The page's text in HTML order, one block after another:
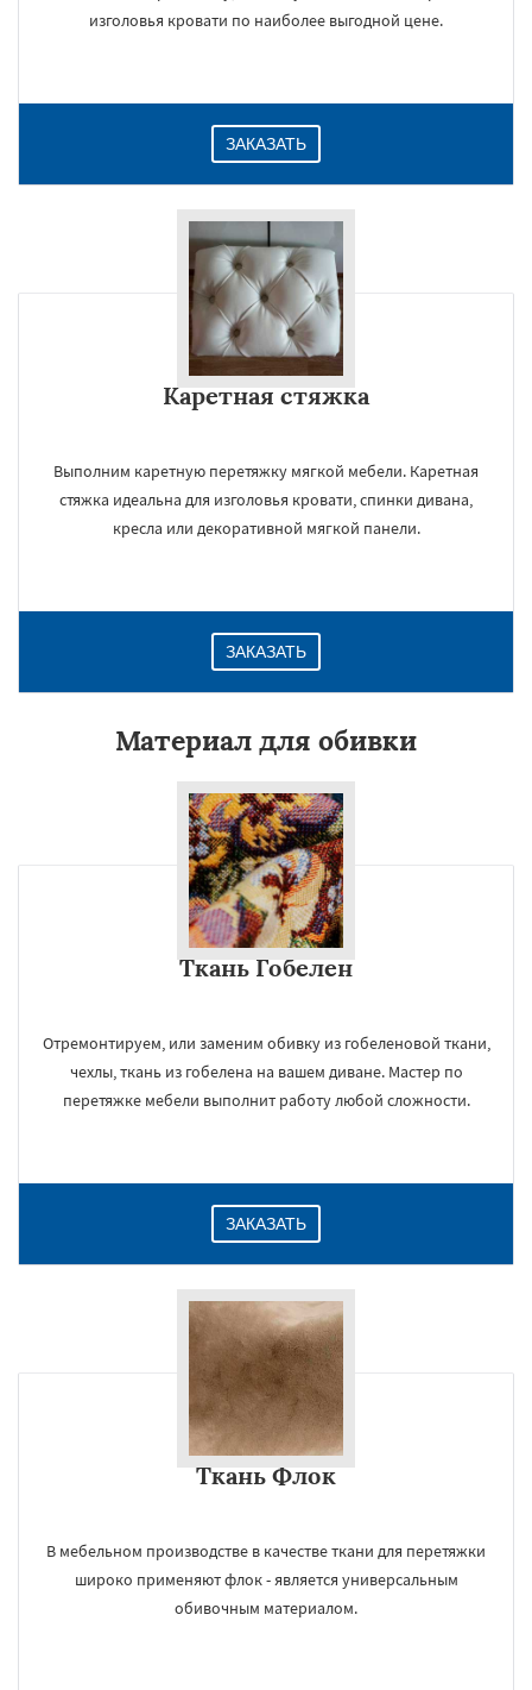
изголовья кровати по наиболее выгодной цене.
ЗАКАЗАТЬ
Каретная стяжка
Выполним каретную перетяжку мягкой мебели. Каретная
стяжка идеальна для изголовья кровати, спинки дивана,
кресла или декоративной мягкой панели.
ЗАКАЗАТЬ
Материал для обивки
Ткань Гобелен
Отремонтируем, или заменим обивку из гобеленовой ткани,
чехлы, ткань из гобелена на вашем диване. Мастер по
перетяжке мебели выполнит работу любой сложности.
ЗАКАЗАТЬ
Ткань Флок
В мебельном производстве в качестве ткани для перетяжки
широко применяют флок - является универсальным
обивочным материалом.